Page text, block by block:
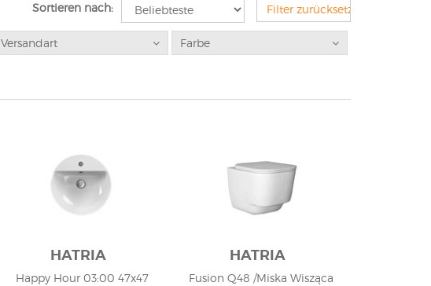
Filter zurücksetzen
Sortieren nach:
Versandart Farbe
HATRIA
Happy Hour 03:00 47x47
HATRIA
Fusion Q48 /Miska Wisząca